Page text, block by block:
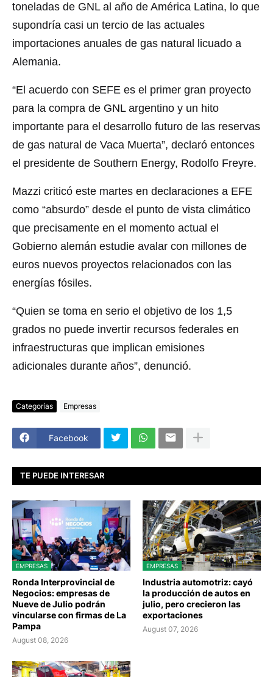
toneladas de GNL al año de América Latina, lo que
supondría casi un tercio de las actuales
importaciones anuales de gas natural licuado a
Alemania.
“El acuerdo con SEFE es el primer gran proyecto
para la compra de GNL argentino y un hito
importante para el desarrollo futuro de las reservas
de gas natural de Vaca Muerta”, declaró entonces
el presidente de Southern Energy, Rodolfo Freyre.
Mazzi criticó este martes en declaraciones a EFE
como “absurdo” desde el punto de vista climático
que precisamente en el momento actual el
Gobierno alemán estudie avalar con millones de
euros nuevos proyectos relacionados con las
energías fósiles.
“Quien se toma en serio el objetivo de los 1,5
grados no puede invertir recursos federales en
infraestructuras que implican emisiones
adicionales durante años”, denunció.
Categorías Empresas
Facebook
TE PUEDE INTERESAR
EMPRESAS
Ronda Interprovincial de
Negocios: empresas de
Nueve de Julio podrán
vincularse con firmas de La
Pampa
August 08, 2026
EMPRESAS
Industria automotriz: cayó
la producción de autos en
julio, pero crecieron las
exportaciones
August 07, 2026